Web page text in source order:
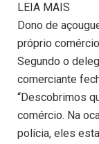
LEIA MAIS
Dono de
próprio
Segundo o
comerciante
“Descobrimos
comércio. Na
polícia, eles